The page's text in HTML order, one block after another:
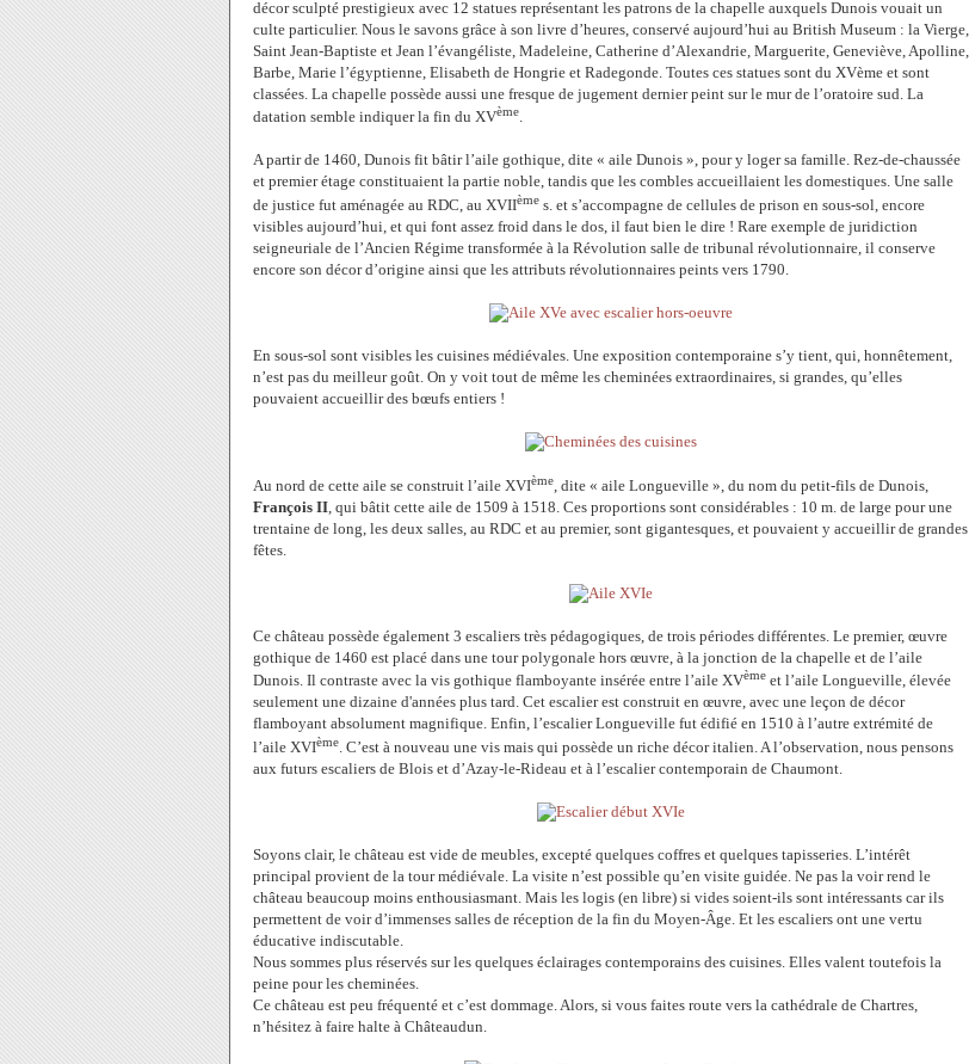
décor sculpté prestigieux avec 12 statues représentant les patrons de la chapelle auxquels Dunois vouait un
culte particulier. Nous le savons grâce à son livre d’heures, conservé aujourd’hui au British Museum : la Vierge,
Saint Jean-Baptiste et Jean l’évangéliste, Madeleine, Catherine d’Alexandrie, Marguerite, Geneviève, Apolline,
Barbe, Marie l’égyptienne, Elisabeth de Hongrie et Radegonde. Toutes ces statues sont du XVème et sont
classées. La chapelle possède aussi une fresque de jugement dernier peint sur le mur de l’oratoire sud. La
datation semble indiquer la fin du XVème.
A partir de 1460, Dunois fit bâtir l’aile gothique, dite « aile Dunois », pour y loger sa famille. Rez-de-chaussée
et premier étage constituaient la partie noble, tandis que les combles accueillaient les domestiques. Une salle
de justice fut aménagée au RDC, au XVIIème s. et s’accompagne de cellules de prison en sous-sol, encore
visibles aujourd’hui, et qui font assez froid dans le dos, il faut bien le dire ! Rare exemple de juridiction
seigneuriale de l’Ancien Régime transformée à la Révolution salle de tribunal révolutionnaire, il conserve
encore son décor d’origine ainsi que les attributs révolutionnaires peints vers 1790.
En sous-sol sont visibles les cuisines médiévales. Une exposition contemporaine s’y tient, qui, honnêtement,
n’est pas du meilleur goût. On y voit tout de même les cheminées extraordinaires, si grandes, qu’elles
pouvaient accueillir des bœufs entiers !
Au nord de cette aile se construit l’aile XVIème , dite « aile Longueville », du nom du petit-fils de Dunois,
François II , qui bâtit cette aile de 1509 à 1518. Ces proportions sont considérables : 10 m. de large pour une
trentaine de long, les deux salles, au RDC et au premier, sont gigantesques, et pouvaient y accueillir de grandes
fêtes.
Ce château possède également 3 escaliers très pédagogiques, de trois périodes différentes. Le premier, œuvre
gothique de 1460 est placé dans une tour polygonale hors œuvre, à la jonction de la chapelle et de l’aile
Dunois. Il contraste avec la vis gothique flamboyante insérée entre l’aile XVème et l’aile Longueville, élevée
seulement une dizaine d'années plus tard. Cet escalier est construit en œuvre, avec une leçon de décor
flamboyant absolument magnifique. Enfin, l’escalier Longueville fut édifié en 1510 à l’autre extrémité de
l’aile XVIème . C’est à nouveau une vis mais qui possède un riche décor italien. A l’observation, nous pensons
aux futurs escaliers de Blois et d’Azay-le-Rideau et à l’escalier contemporain de Chaumont.
Soyons clair, le château est vide de meubles, excepté quelques coffres et quelques tapisseries. L’intérêt
principal provient de la tour médiévale. La visite n’est possible qu’en visite guidée. Ne pas la voir rend le
château beaucoup moins enthousiasmant. Mais les logis (en libre) si vides soient-ils sont intéressants car ils
permettent de voir d’immenses salles de réception de la fin du Moyen-Âge. Et les escaliers ont une vertu
éducative indiscutable.
Nous sommes plus réservés sur les quelques éclairages contemporains des cuisines. Elles valent toutefois la
peine pour les cheminées.
Ce château est peu fréquenté et c’est dommage. Alors, si vous faites route vers la cathédrale de Chartres,
n’hésitez à faire halte à Châteaudun.